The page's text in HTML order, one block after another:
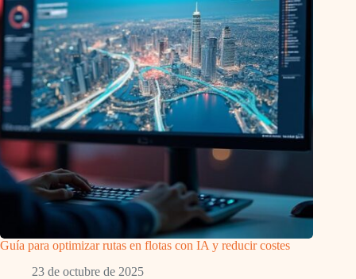
Guía para optimizar rutas en flotas con IA y reducir costes
23 de octubre de 2025